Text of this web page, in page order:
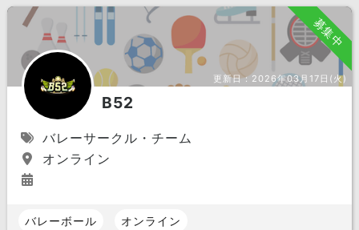
募集中
更新日： 2026年03月17日(火)
B52
バレーサークル・チーム
オンライン
バレーボール オンライン